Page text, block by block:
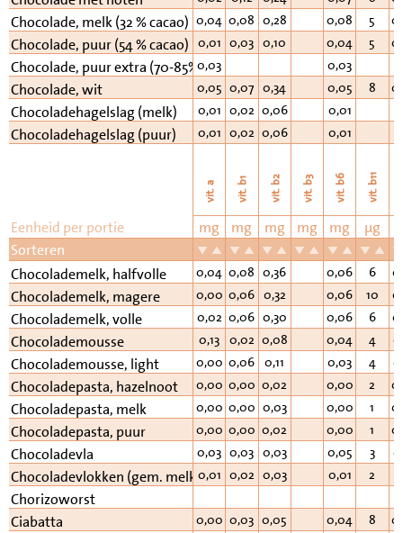
Chocolade, melk (32 % cacao) 0,04 0,08 0,28 0,08 5
Chocolade, puur (54 % cacao) 0,01 0,03 0,10 0,04 5
Chocolade, puur extra (70-85% cacao)
0,03 0,03
Chocolade, wit 0,05 0,07 0,34 0,05 8
Chocoladehagelslag (melk) 0,01 0,02 0,06 0,01
Chocoladehagelslag (puur) 0,01 0,02 0,06 0,01
vit. a vit. b1 vit. b2 vit. b3 vit. b6 vit. b11
Eenheid per portie mg mg mg mg mg µg
Sorteren
Chocolademelk, halfvolle
0,04 0,08 0,36 0,06 6
Chocolademelk, magere 0,00 0,06 0,32 0,06 10
Chocolademelk, volle 0,02 0,06 0,30 0,06 6
Chocolademousse 0,13 0,02 0,08 0,04 4
Chocolademousse, light 0,00 0,06 0,11 0,03 4
Chocoladepasta, hazelnoot 0,00 0,00 0,02 0,00 2
Chocoladepasta, melk 0,00 0,00 0,03 0,00 1
Chocoladepasta, puur 0,00 0,00 0,02 0,00 1
Chocoladevla 0,03 0,03 0,03 0,05 3
Chocoladevlokken (gem. melk/puur)
0,01 0,02 0,03 0,01 2
Chorizoworst
Ciabatta
0,00 0,03 0,05 0,04 8